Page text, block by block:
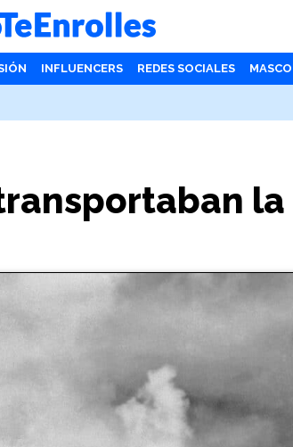
INFLUENCERS REDES SOCIALES
la